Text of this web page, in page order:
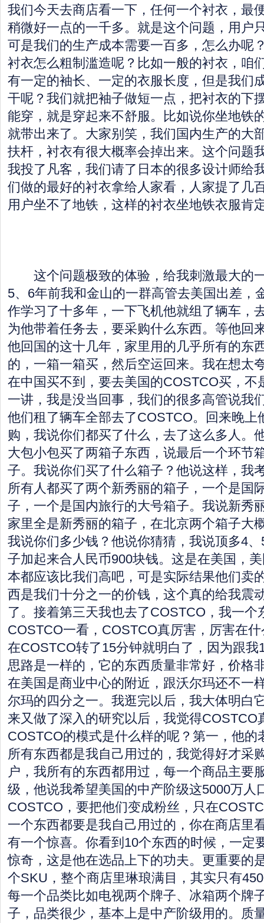
我们今天去商店看一下，任何一个衬衣，最
稍微好一点的一千多。就是这个问题，用户
可是我们的生产成本需要一百多，怎么办呢
衬衣怎么粗制滥造呢？比如一般的衬衣，咱
有一定的袖长、一定的衣服长度，但是我们
干呢？我们就把袖子做短一点，把衬衣的下
能穿，就是穿起来不舒服。比如说你坐地铁
就带出来了。大家别笑，我们国内生产的大
扶杆，衬衣有很大概率会掉出来。这个问题
我投了凡客，我们请了日本的很多设计师给
们做的最好的衬衣拿给人家看，人家提了几
用户坐不了地铁，这样的衬衣坐地铁衣服肯
这个问题极致的体验，给我刺激最大的
5、6年前我和金山的一群高管去美国出差，
作学习了十多年，一下飞机他就组了辆车，
为他带着任务去，要采购什么东西。等他回
他回国的这十几年，家里用的几乎所有的东
的，一箱一箱买，然后空运回来。我在想太
在中国买不到，要去美国的COSTCO买，不
一讲，我是没当回事，我们的很多高管说我
他们租了辆车全部去了COSTCO。回来晚上
购，我说你们都买了什么，去了这么多人。
大包小包买了两箱子东西，说最后一个环节
子。我说你们买了什么箱子？他说这样，我
所有人都买了两个新秀丽的箱子，一个是国
子，一个是国内旅行的大号箱子。我说新秀
家里全是新秀丽的箱子，在北京两个箱子大
我说你们多少钱？他说你猜猜，我说顶多4
子加起来合人民币900块钱。这是在美国，
本都应该比我们高吧，可是实际结果他们卖
西是我们十分之一的价钱，这个真的给我震
了。接着第三天我也去了COSTCO，我一个
COSTCO一看，COSTCO真厉害，厉害在
在COSTCO转了15分钟就明白了，因为跟我
思路是一样的，它的东西质量非常好，价格
在美国是商业中心的附近，跟沃尔玛还不一
尔玛的四分之一。我逛完以后，我大体明白
来又做了深入的研究以后，我觉得COSTCO
COSTCO的模式是什么样的呢？第一，他的
所有东西都是我自己用过的，我觉得好才采
户，我所有的东西都用过，每一个商品主要
级，他说我希望美国的中产阶级这5000万人
COSTCO，要把他们变成粉丝，只在
一个东西都要是我自己用过的，你在商店里
有一个惊喜。你看到10个东西的时候，一定
惊奇，这是他在选品上下的功夫。更重要的
个SKU，整个商店里琳琅满目，其实只有
每一个品类比如电视两个牌子、冰箱两个牌
子，品类很少，基本上是中产阶级用的。质